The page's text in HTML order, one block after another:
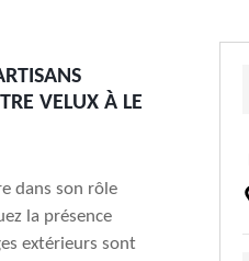
VELUX À LE
dans son rôle
la présence
extérieurs sont